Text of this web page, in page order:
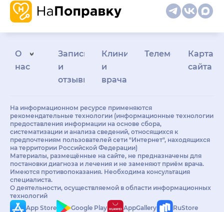
О
нас
Запись
и
отзывы
Клиникам
и
врачам
Телемедицина
Карта
сайта
На информационном ресурсе применяются
рекомендательные технологии (информационные технологии
предоставления информации на основе сбора,
систематизации и анализа сведений, относящихся к
предпочтениям пользователей сети "Интернет", находящихся
на территории Российской Федерации)
Материалы, размещённые на сайте, не предназначены для
постановки диагноза и лечения и не заменяют приём врача.
Имеются противопоказания. Необходима консультация
специалиста.
О деятельности, осуществляемой в области информационных
технологий
App Store
Google Play AppGallery RuStore